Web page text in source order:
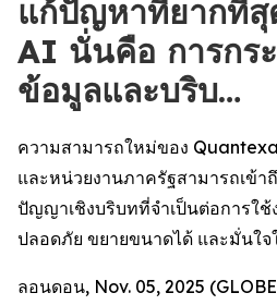
แก้ปัญหาที่ยากที่สุ
AI นั่นคือ การกร
ข้อมูลและบริบ…
ความสามารถใหม่ของ
และหน่วยงานภาครัฐสามารถเข้า
ปัญญาเชิงบริบทที่จำเป็นต่อการใช้
ปลอดภัย ขยายขนาดได้ และมั่นใจ
ลอนดอน, Nov. 05, 2025